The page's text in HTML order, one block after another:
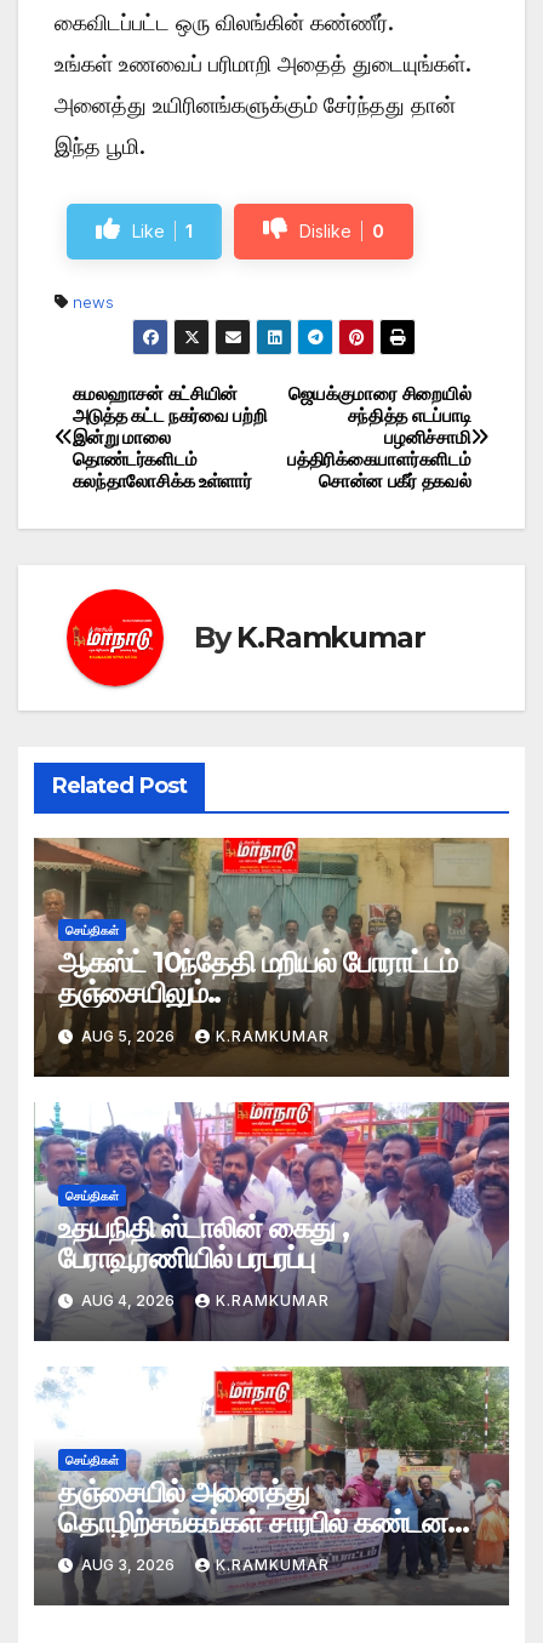
கைவிடப்பட்ட ஒரு விலங்கின் கண்ணீர்.
உங்கள் உணவைப் பரிமாறி அதைத் துடையுங்கள்.
அனைத்து உயிரினங்களுக்கும் சேர்ந்தது தான்
இந்த பூமி.
Like 1 Dislike 0
news
Post
navigation
ஜெயக்குமாரை சிறையில்
சந்தித்த எடப்பாடி
பழனிச்சாமி
பத்திரிக்கையாளர்களிடம்
சொன்ன பகீர் தகவல்
கமலஹாசன் கட்சியின்
அடுத்த கட்ட நகர்வை பற்றி
இன்று மாலை
தொண்டர்களிடம்
கலந்தாலோசிக்க உள்ளார்
ByK.Ramkumar
Related Post
செய்திகள்
ஆகஸ்ட் 10ந்தேதி மறியல் போராட்டம்
தஞ்சையிலும்..
AUG 5, 2026 K.RAMKUMAR
செய்திகள்
உதயநிதி ஸ்டாலின் கைது ,
பேராவூரணியில் பரபரப்பு
AUG 4, 2026 K.RAMKUMAR
செய்திகள்
தஞ்சையில் அனைத்து
தொழிற்சங்கங்கள் சார்பில் கண்டன
ஆர்ப்பாட்டம்
AUG 3, 2026 K.RAMKUMAR